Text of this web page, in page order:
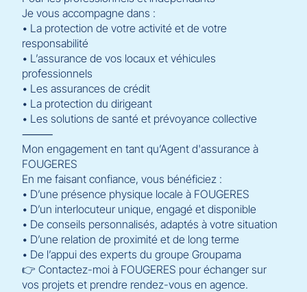
Je vous accompagne dans :
• La protection de votre activité et de votre
responsabilité
• L’assurance de vos locaux et véhicules
professionnels
• Les assurances de crédit
• La protection du dirigeant
• Les solutions de santé et prévoyance collective
⸻
Mon engagement en tant qu’Agent d'assurance à
FOUGERES
En me faisant confiance, vous bénéficiez :
• D’une présence physique locale à FOUGERES
• D’un interlocuteur unique, engagé et disponible
• De conseils personnalisés, adaptés à votre situation
• D’une relation de proximité et de long terme
• De l’appui des experts du groupe Groupama
👉 Contactez-moi à FOUGERES pour échanger sur
vos projets et prendre rendez-vous en agence.